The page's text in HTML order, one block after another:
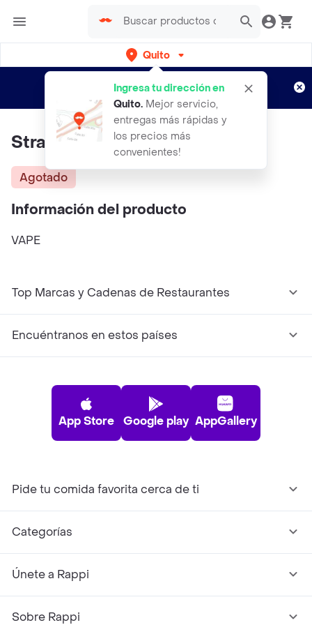
Quito
Ingresa tu dirección en
Quito. Mejor servicio,
entregas más rápidas y
los precios más
convenientes!
envíos gratis por semanas
Aplican TyC
Strawberry Banana
Agotado
Información del producto
VAPE
Top Marcas y Cadenas de Restaurantes
Encuéntranos en estos países
App Store Google play AppGallery
Pide tu comida favorita cerca de ti
Categorías
Únete a Rappi
Sobre Rappi